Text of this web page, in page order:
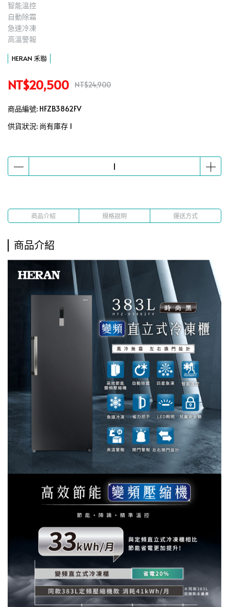
智能溫控
自動除霜
急速冷凍
高溫警報
HERAN 禾聯
NT$20,500 NT$24,900
商品編號: HFZB3862FV
供貨狀況: 尚有庫存 1
商品介紹 規格說明 運送方式
商品介紹